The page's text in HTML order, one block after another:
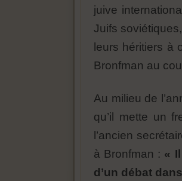
juive
Juifs
leurs héritiers à
Bronfman au
Au milieu de
qu’il mette un
l’ancien
à Bronfman : «
d’un débat